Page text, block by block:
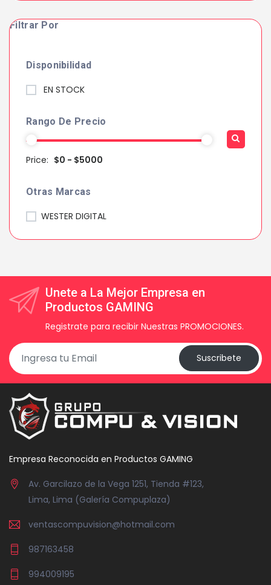
Filtrar Por
Disponibilidad
EN STOCK
Rango De Precio
Price: $0 - $5000
Otras Marcas
WESTER DIGITAL
Unete a La Mejor Empresa en
Productos GAMING
Registrate para recibir Nuestras PROMOCIONES.
Suscribete
Empresa Reconocida en Productos GAMING
Av. Garcilazo de la Vega 1251, Tienda #123,
Lima, Lima (Galería Compuplaza)
ventascompuvision@hotmail.com
987163458
994009195